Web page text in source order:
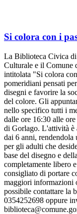
Si colora con i
La Biblioteca Civica
Culturale e il Comune
intitolata "Si colora
pomeridiani pensati
disegni e favorire la
del colore. Gli
nello specifico tutti i
dalle ore 16:30 alle
di Gorlago. L'attività è
dai 6 anni, rendendola
per gli adulti che
base del disegno e
completamente libero
consigliato di portare
maggiori informazioni
possibile contattare la
0354252698 oppure